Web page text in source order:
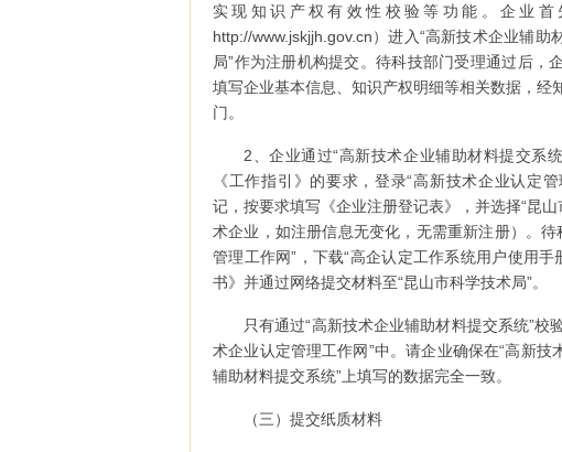
实现知识产权有效性校验等功能。企业
http://www.jskjjh.gov.cn）进入“高新技术企业辅
局”作为注册机构提交。待科技部门受理通过后，
填写企业基本信息、知识产权明细等相关数据，
门。
2、企业通过“高新技术企业辅助材料提交系
《工作指引》的要求，登录“高新技术企业认定
记，按要求填写《企业注册登记表》，并选择“昆
术企业，如注册信息无变化，无需重新注册）。
管理工作网”，下载“高企认定工作系统用户使用
书》并通过网络提交材料至“昆山市科学技术局”。
只有通过“高新技术企业辅助材料提交系统”
术企业认定管理工作网”中。请企业确保在“高新
辅助材料提交系统”上填写的数据完全一致。
（三）提交纸质材料